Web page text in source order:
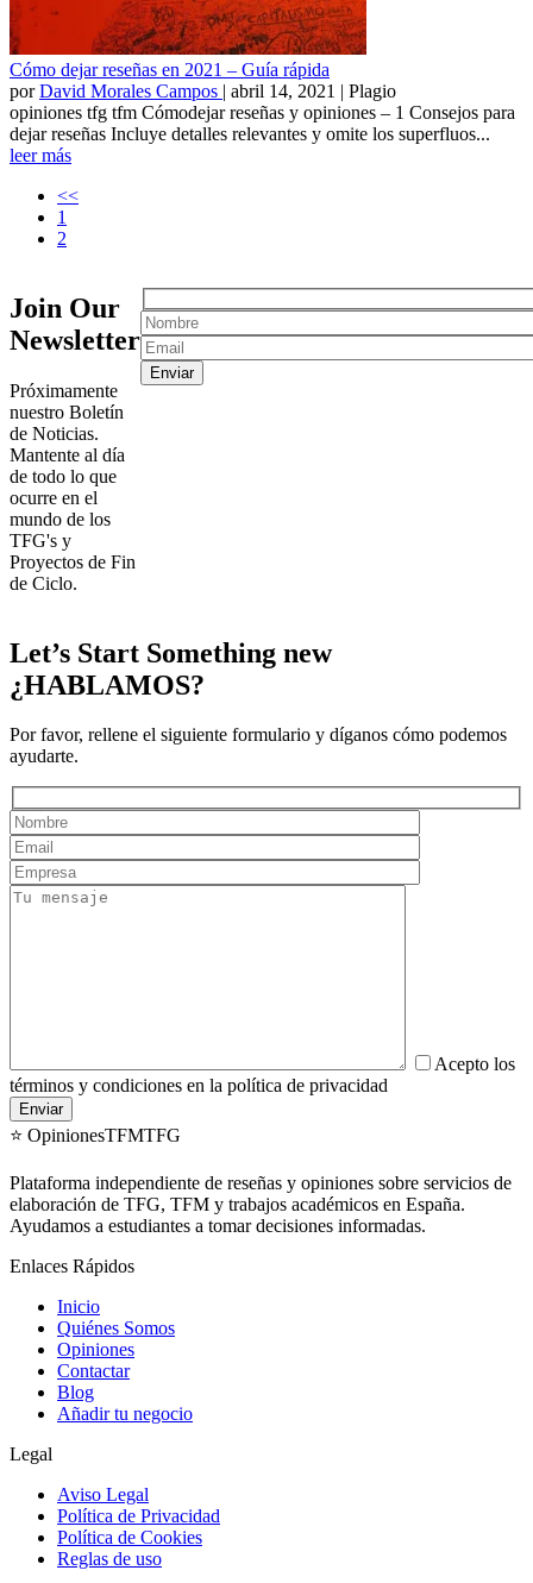
Cómo dejar reseñas en 2021 – Guía rápida
porDavid Morales Campos | abril 14, 2021 | Plagio
opiniones tfg tfm Cómodejar reseñas y opiniones – 1 Consejos para
dejar reseñas Incluye detalles relevantes y omite los superfluos...
leer más
<<
1
2
Join Our
Newsletter
Próximamente
nuestro Boletín
de Noticias.
Mantente al día
de todo lo que
ocurre en el
mundo de los
TFG's y
Proyectos de Fin
de Ciclo.
Let’s Start Something new
¿HABLAMOS?
Por favor, rellene el siguiente formulario y díganos cómo podemos
ayudarte.
Acepto los
términos y condiciones en la política de privacidad
⭐ OpinionesTFMTFG
Plataforma independiente de reseñas y opiniones sobre servicios de
elaboración de TFG, TFM y trabajos académicos en España.
Ayudamos a estudiantes a tomar decisiones informadas.
Enlaces Rápidos
Inicio
Quiénes Somos
Opiniones
Contactar
Blog
Añadir tu negocio
Legal
Aviso Legal
Política de Privacidad
Política de Cookies
Reglas de uso